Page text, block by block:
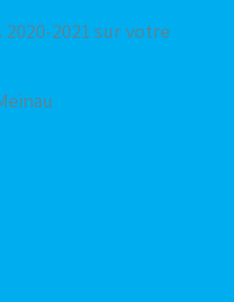
2021 sur votre